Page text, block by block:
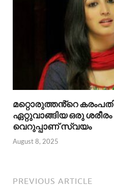
മറ്റൊരുത്തൻ്റെ
ഏറ്റുവാങ്ങിയ ഒരു
വെറുപ്പാണ് സ്വയം
August 8, 2025
PREVIOUS ARTICLE